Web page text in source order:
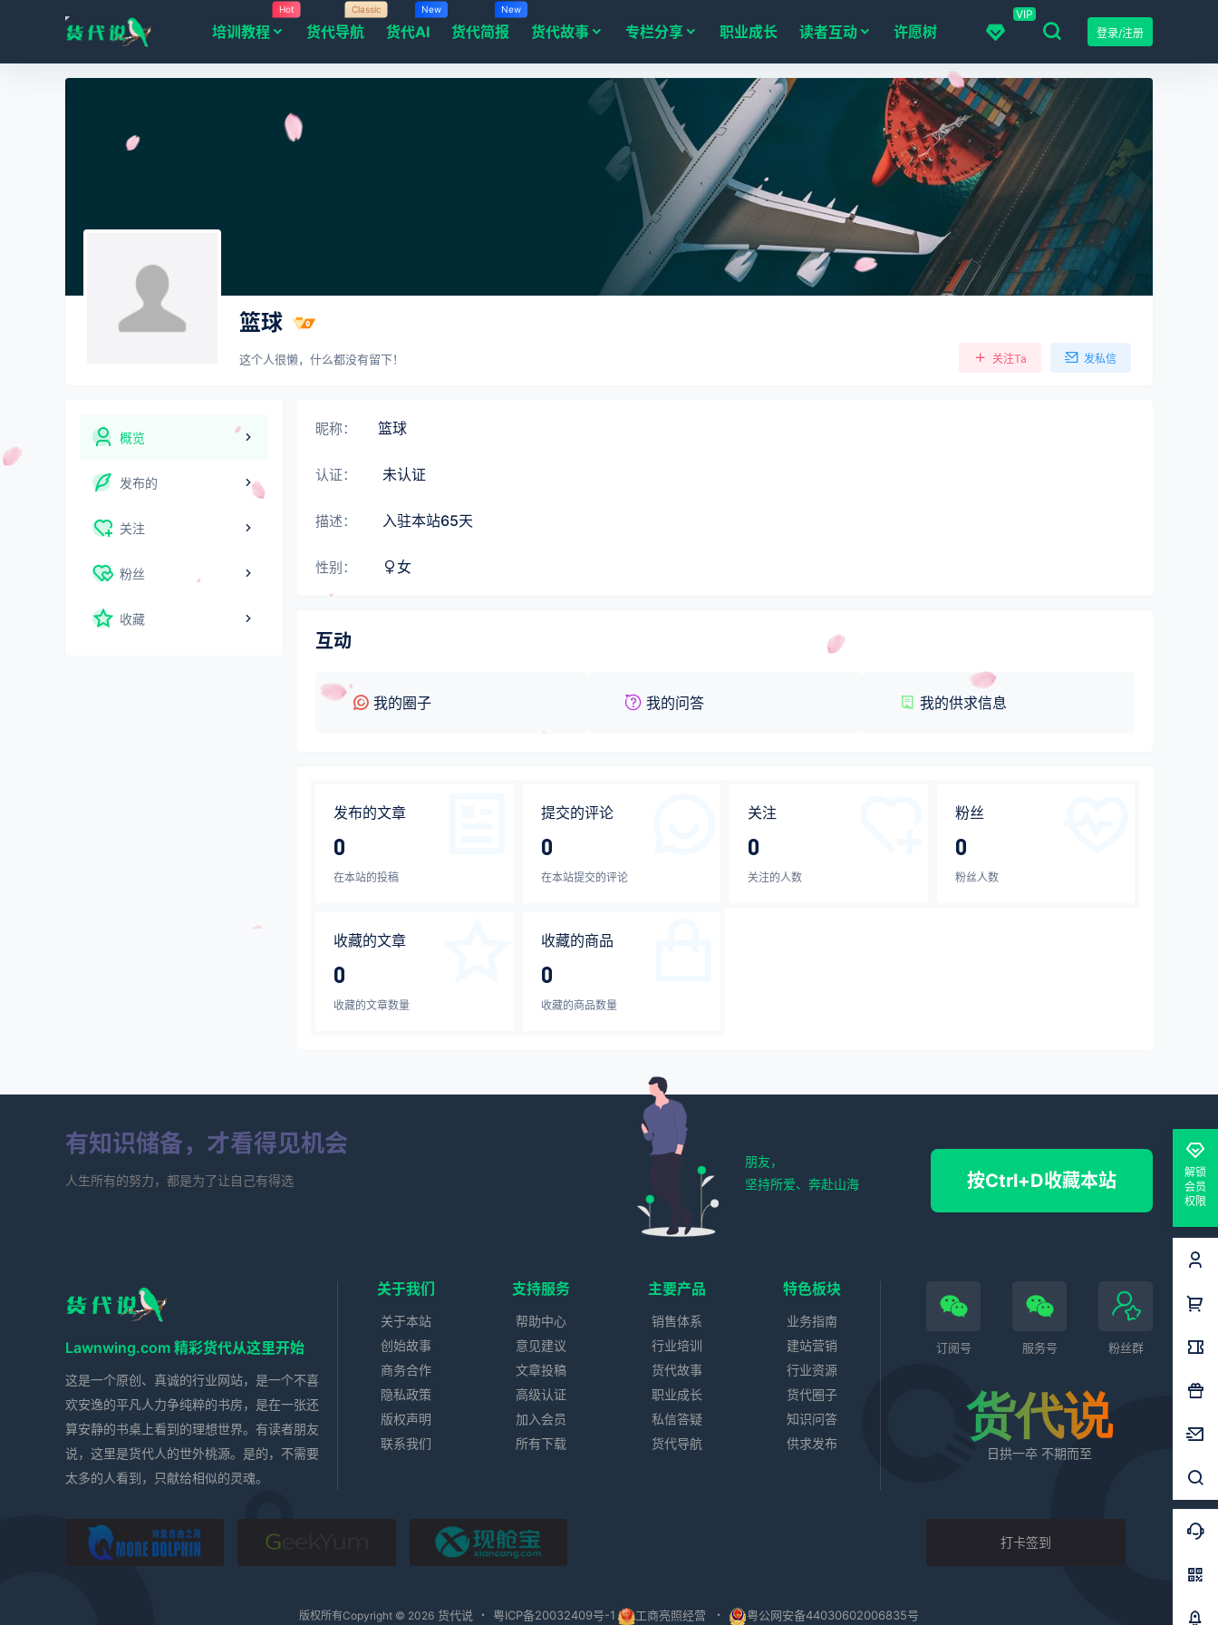
VIP
登录/注册
培训教程
Hot
货代导航
Classic
货代AI
New
货代简报
New
货代故事 专栏分享 职业成长 读者互动 许愿树
篮球
这个人很懒，什么都没有留下！ 关注Ta 发私信
概览
发布的
关注
粉丝
收藏
昵称： 篮球
认证： 未认证
描述： 入驻本站65天
性别： 女
互动
我的圈子 我的问答 我的供求信息
发布的文章
0
在本站的投稿
提交的评论
0
在本站提交的评论
关注
0
关注的人数
粉丝
0
粉丝人数
收藏的文章
0
收藏的文章数量
收藏的商品
0
收藏的商品数量
解锁
会员
权限
有知识储备，才看得见机会
人生所有的努力，都是为了让自己有得选 按Ctrl+D收藏本站
朋友，
坚持所爱、奔赴山海
Lawnwing.com 精彩货代从这里开始
这是一个原创、真诚的行业网站，是一个不喜
欢安逸的平凡人力争纯粹的书房，是在一张还
算安静的书桌上看到的理想世界。有读者朋友
说，这里是货代人的世外桃源。是的，不需要
太多的人看到，只献给相似的灵魂。
关于我们
关于本站
创始故事
商务合作
隐私政策
版权声明
联系我们
支持服务
帮助中心
意见建议
文章投稿
高级认证
加入会员
所有下载
主要产品
销售体系
行业培训
货代故事
职业成长
私信答疑
货代导航
特色板块
业务指南
建站营销
行业资源
货代圈子
知识问答
供求发布
订阅号 服务号 粉丝群
货代说
日拱一卒 不期而至
打卡签到
版权所有Copyright © 2026 货代说 ・ 粤ICP备20032409号-1 工商亮照经营 ・ 粤公网安备44030602006835号